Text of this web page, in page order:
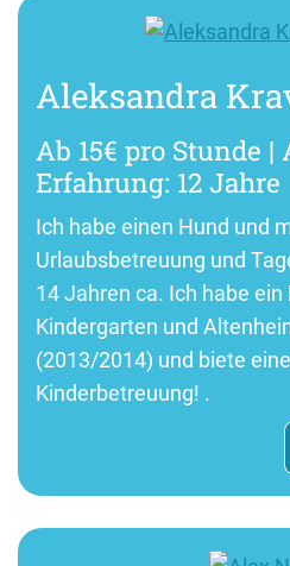
Aleksandra
Ab 15€ pro Stunde |
Erfahrung: 12 Jahre
Ich habe einen Hund und
Urlaubsbetreuung und
14 Jahren ca. Ich habe
Kindergarten und
(2013/2014) und biete
Kinderbetreuung! .